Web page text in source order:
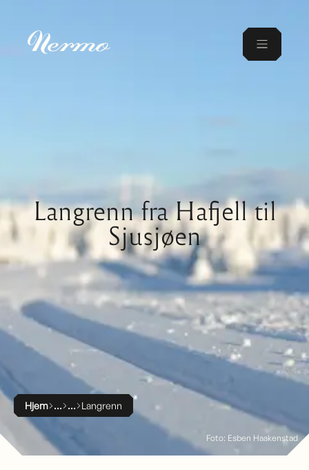
Foto: Esben Haakenstad
Langrenn fra Hafjell til
Sjusjøen
Hjem Langrenn